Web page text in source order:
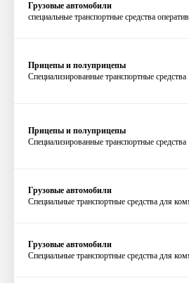
Грузовые автомобили
специальные транспортные средства
Прицепы и полуприцепы
Специализированные транспортные средства
Прицепы и полуприцепы
Специализированные транспортные средства
Грузовые автомобили
Специальные транспортные средства для
Грузовые автомобили
Специальные транспортные средства для